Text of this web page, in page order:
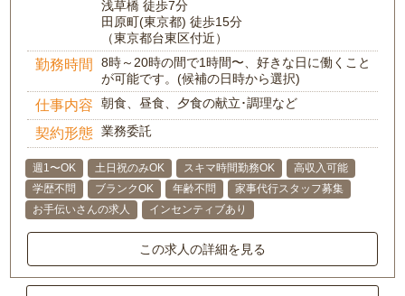
浅草橋 徒歩7分
田原町(東京都) 徒歩15分
（東京都台東区付近）
勤務時間
8時～20時の間で1時間〜、好きな日に働くこと
が可能です。(候補の日時から選択)
仕事内容 朝食、昼食、夕食の献立･調理など
契約形態 業務委託
週1〜OK 土日祝のみOK スキマ時間勤務OK
高収入可能
学歴不問
ブランクOK 年齢不問
家事代行スタッフ募集
お手伝いさんの求人
インセンティブあり
この求人の詳細を見る